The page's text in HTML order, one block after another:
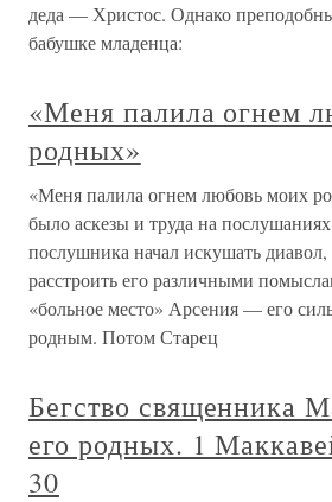
деда — Христос. Однако
бабушке младенца:
«Меня палила огнем
родных»
«Меня палила огнем любовь моих
было аскезы и труда на
послушника начал искушать
расстроить его различными
«больное место» Арсения — его
родным. Потом Старец
Бегство священника
его родных. 1
30